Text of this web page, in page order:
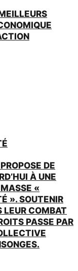
DE
À UNE
«
». SOUTENIR
LEUR COMBAT
PASSE PAR